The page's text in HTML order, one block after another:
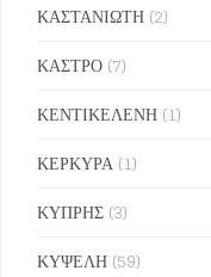
ΚΑΣΤΑΝΙΩΤΗ (2)
ΚΑΣΤΡΟ (7)
ΚΕΝΤΙΚΕΛΕΝΗ (1)
ΚΕΡΚΥΡΑ (1)
ΚΥΠΡΗΣ (3)
ΚΥΨΕΛΗ (59)